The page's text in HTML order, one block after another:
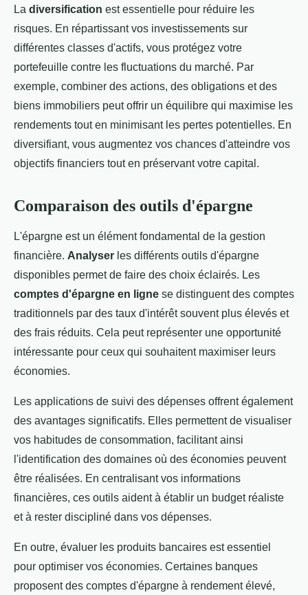
La diversification est essentielle pour réduire les
risques. En répartissant vos investissements sur
différentes classes d'actifs, vous protégez votre
portefeuille contre les fluctuations du marché. Par
exemple, combiner des actions, des obligations et des
biens immobiliers peut offrir un équilibre qui maximise les
rendements tout en minimisant les pertes potentielles. En
diversifiant, vous augmentez vos chances d'atteindre vos
objectifs financiers tout en préservant votre capital.
Comparaison des outils d'épargne
L'épargne est un élément fondamental de la gestion
financière. Analyser les différents outils d'épargne
disponibles permet de faire des choix éclairés. Les
comptes d'épargne en ligne se distinguent des comptes
traditionnels par des taux d'intérêt souvent plus élevés et
des frais réduits. Cela peut représenter une opportunité
intéressante pour ceux qui souhaitent maximiser leurs
économies.
Les applications de suivi des dépenses offrent également
des avantages significatifs. Elles permettent de visualiser
vos habitudes de consommation, facilitant ainsi
l'identification des domaines où des économies peuvent
être réalisées. En centralisant vos informations
financières, ces outils aident à établir un budget réaliste
et à rester discipliné dans vos dépenses.
En outre, évaluer les produits bancaires est essentiel
pour optimiser vos économies. Certaines banques
proposent des comptes d'épargne à rendement élevé,